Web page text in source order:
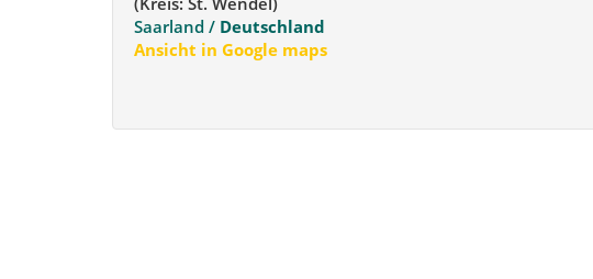
Saarland / Deutschland
Ansicht in Google maps